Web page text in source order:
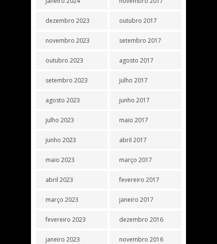
dezembro 2023
novembro 2023
outubro 2023
setembro 2023
agosto 2023
julho 2023
junho 2023
maio 2023
abril 2023
março 2023
fevereiro 2023
janeiro 2023
outubro 2017
setembro 2017
agosto 2017
julho 2017
junho 2017
maio 2017
abril 2017
março 2017
fevereiro 2017
janeiro 2017
dezembro 2016
novembro 2016